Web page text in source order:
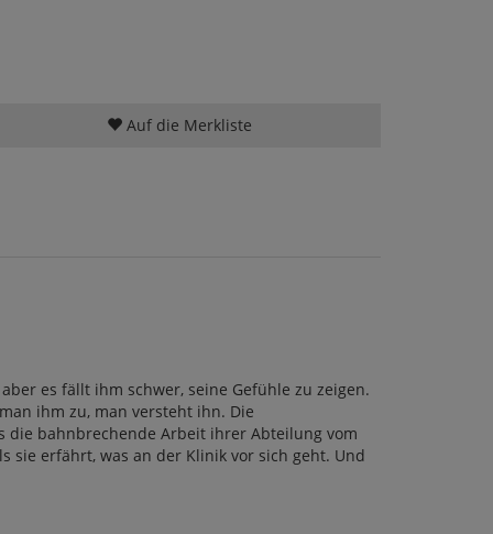
Auf die Merkliste
es fällt ihm schwer, seine Gefühle zu zeigen.
ihm zu, man versteht ihn. Die
die bahnbrechende Arbeit ihrer Abteilung vom
sie erfährt, was an der Klinik vor sich geht. Und